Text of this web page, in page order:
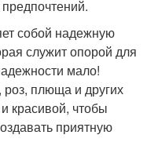
собой надежную
служит опорой для
мало!
плюща и других
красивой, чтобы
приятную